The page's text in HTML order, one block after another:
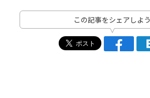
この記事をシェアしよう